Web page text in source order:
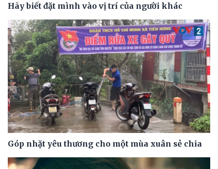
Hãy biết đặt mình vào vị trí của người khác
Góp nhặt yêu thương cho một mùa xuân sẻ chia